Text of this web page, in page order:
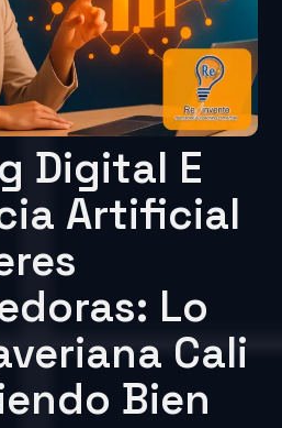
Digital E
Artificial
Lo
Cali
Bien